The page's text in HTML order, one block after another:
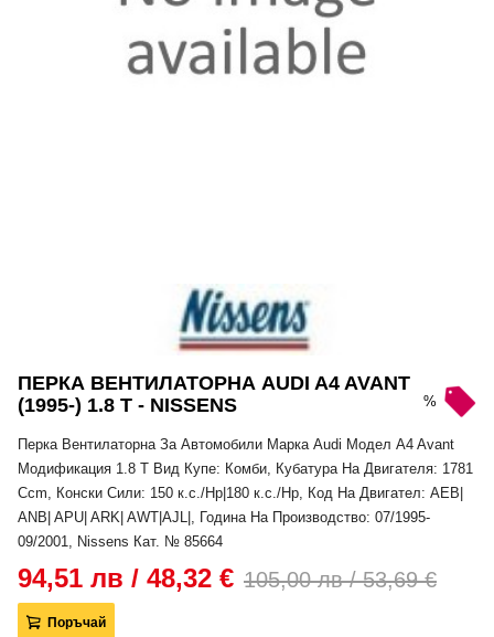
ПЕРКА ВЕНТИЛАТОРНА AUDI A4 AVANT
(1995-) 1.8 T - NISSENS
Перка Вентилаторна За Автомобили Марка Audi Модел A4 Avant
Модификация 1.8 T Вид Купе: Комби, Кубатура На Двигателя: 1781
Ccm, Конски Сили: 150 к.с./Hp|180 к.с./Hp, Код На Двигател: AEB|
ANB| APU| ARK| AWT|AJL|, Година На Производство: 07/1995-
09/2001, Nissens Кат. № 85664
94,51 лв / 48,32 € 105,00 лв / 53,69 €
%
Поръчай